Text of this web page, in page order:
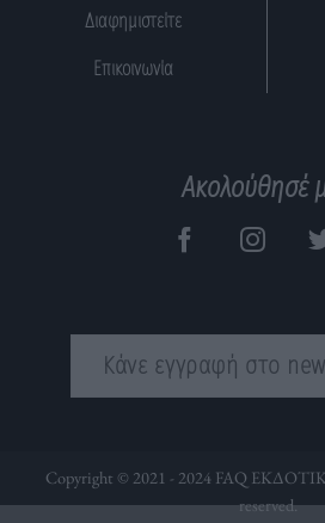
Διαφημιστείτε
Επικοινωνία
Ακολούθησέ
Κάνε εγγραφή στο
Copyright © 2021 - 2024 FAQ
reserved.